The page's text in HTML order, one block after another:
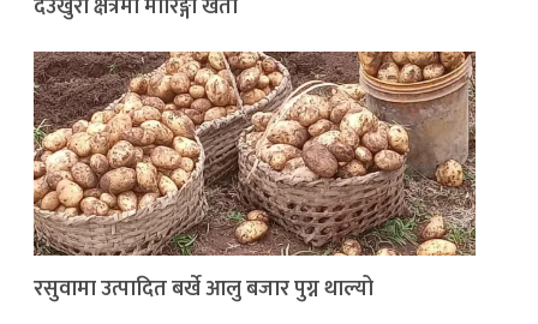
रसुवामा उत्पादित बर्खे आलु बजार पुग्न थाल्यो